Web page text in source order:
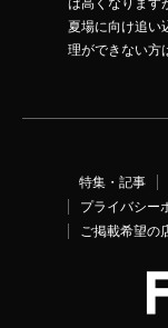
は高くなります
夏場に向け追い
理ができない方
特集・記事
プライバシー
ご掲載希望の